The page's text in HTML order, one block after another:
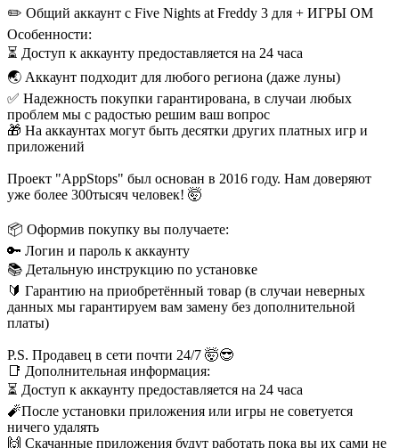
✏️ Общий аккаунт с Five Nights at Freddy 3 для + ИГРЫ ОМ
Особенности:
⏳ Доступ к аккаунту предоставляется на 24 часа
🌏 Аккаунт подходит для любого региона (даже луны)
✅ Надежность покупки гарантирована, в случаи любых
проблем мы с радостью решим ваш вопрос
🎁 На аккаунтах могут быть десятки других платных игр и
приложений
Проект "AppStops" был основан в 2016 году. Нам доверяют
уже более 300тысяч человек! 🤯
📦 Оформив покупку вы получаете:
🔑 Логин и пароль к аккаунту
📚 Детальную инструкцию по установке
🔰 Гарантию на приобретённый товар (в случаи неверных
данных мы гарантируем вам замену без дополнительной
платы)
P.S. Продавец в сети почти 24/7 🤯😎
📑 Дополнительная информация:
⏳ Доступ к аккаунту предоставляется на 24 часа
🧨После установки приложения или игры не советуется
ничего удалять
🙌 Скачанные приложения будут работать пока вы их сами не